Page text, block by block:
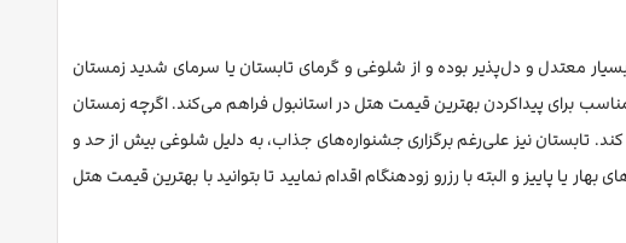
معتدل و دل‌پذیر بوده و از شلوغی و گرمای تابستان یا سرمای شدید زمستان
برای پیداکردن بهترین قیمت هتل در استانبول فراهم می‌کند. اگرچه زمستان
تابستان نیز علی‌رغم برگزاری جشنواره‌های جذاب، به دلیل شلوغی بیش از حد و
پاییز و البته با رزرو زودهنگام اقدام نمایید تا بتوانید با بهترین قیمت هتل